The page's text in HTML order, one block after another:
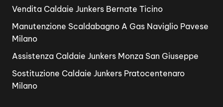
Vendita Caldaie Junkers Bernate Ticino
Manutenzione Scaldabagno A Gas Naviglio Pavese
Milano
Assistenza Caldaie Junkers Monza San Giuseppe
Sostituzione Caldaie Junkers Pratocentenaro
Milano